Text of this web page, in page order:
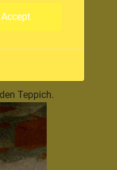
Teppich.
Accept